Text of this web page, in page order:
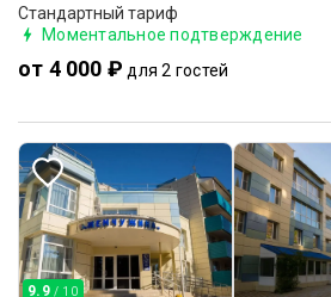
Стандартный тариф
Моментальное подтверждение
от 4 000 ₽ для 2 гостей
9.9 / 10